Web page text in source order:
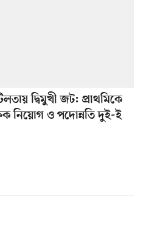
দ্বিমুখী জট: প্রাথমিকে
নিয়োগ ও পদোন্নতি দুই-ই